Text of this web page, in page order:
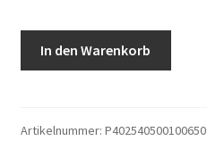
In den Warenkorb
Artikelnummer: P402540500100650